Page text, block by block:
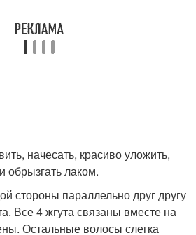
начесать, красиво уложить,
обрызгать лаком.
стороны параллельно друг другу
Все 4 жгута связаны вместе на
Остальные волосы слегка